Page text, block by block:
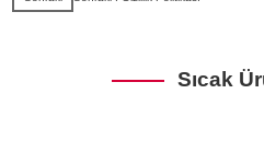
Sıcak